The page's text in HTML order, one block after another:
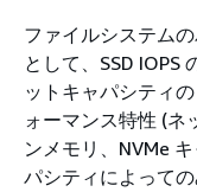
ファイルシステム
として、SSD IOPS
ットキャパシティ
ォーマンス特性 (ネ
ンメモリ、NVMe
パシティによって